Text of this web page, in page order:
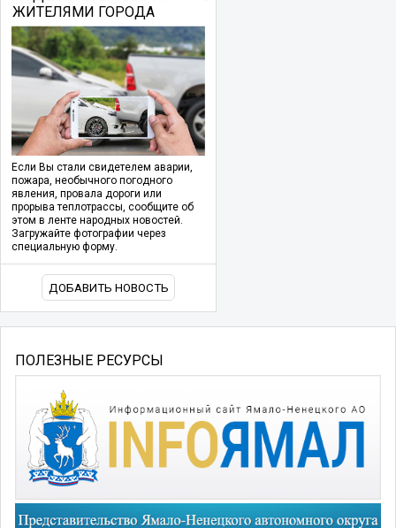
ЖИТЕЛЯМИ ГОРОДА
Если Вы стали свидетелем аварии,
пожара, необычного погодного
явления, провала дороги или
прорыва теплотрассы, сообщите об
этом в ленте народных новостей.
Загружайте фотографии через
специальную форму.
ДОБАВИТЬ НОВОСТЬ
ПОЛЕЗНЫЕ РЕСУРСЫ